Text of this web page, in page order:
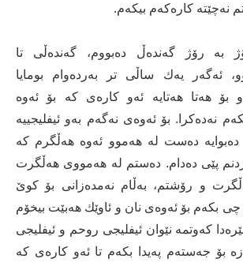
نه‌چێته‌ كاره‌كه‌م بیكه‌م.
به‌ رۆژ گه‌نده‌ڵ ده‌بووم، گه‌نده‌ڵی تا
ئه‌گه‌ر یه‌ك ساڵی تر به‌رده‌وام بومایا
بۆ هه‌تا هه‌تایه‌ ئه‌و كاره‌ی كه‌ بۆ ئه‌وه‌
نه‌ده‌كرا. بۆ ئه‌وه‌ی نه‌گه‌م به‌و ئیفلیجییه‌
ده‌بوایه‌ ده‌ست له‌ هه‌موو ئه‌وه‌ هه‌ڵگرم كه‌
پێی ده‌دام. ده‌ستم له‌ هه‌مووی هه‌ڵگرت
و رۆشتم، به‌ڵام نه‌مده‌زانی بۆ كوێ
بكه‌م بۆ ئه‌وه‌ی نان و ئاوێك هه‌بێت بیخۆم
كه‌وتمه‌ نێوان ئیفلیجی روحم و ئیفلیجی
بۆ جه‌سته‌م په‌یدا بكه‌م تا ئه‌و كاره‌ی كه‌